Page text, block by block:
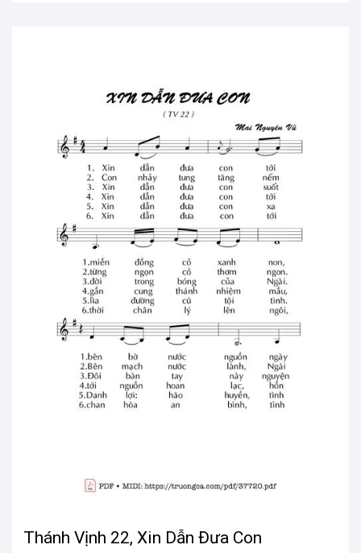
Thánh Vịnh 22, Xin Dẫn Đưa Con